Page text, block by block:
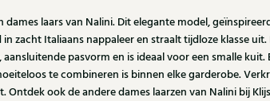
dames laars van Nalini. Dit elegante model,
zacht Italiaans nappaleer en straalt tijdloze klasse
aansluitende pasvorm en is ideaal voor een smalle kuit.
te combineren is binnen elke garderobe.
Ontdek ook de andere dames laarzen van Nalini bij